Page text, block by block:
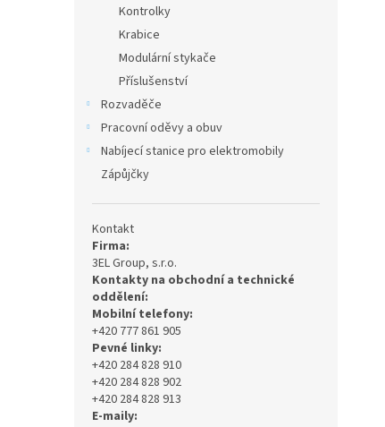
Kontrolky
Krabice
Modulární stykače
Příslušenství
Rozvaděče
Pracovní oděvy a obuv
Nabíjecí stanice pro elektromobily
Zápůjčky
Kontakt
Firma:
3EL Group, s.r.o.
Kontakty na obchodní a technické
oddělení:
Mobilní telefony:
+420 777 861 905
Pevné linky:
+420 284 828 910
+420 284 828 902
+420 284 828 913
E-maily: